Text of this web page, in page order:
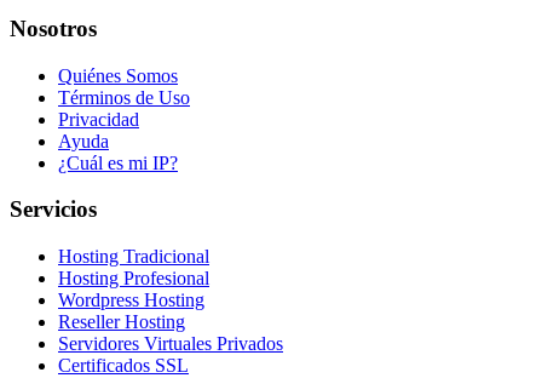
Nosotros
Quiénes Somos
Términos de Uso
Privacidad
Ayuda
¿Cuál es mi IP?
Servicios
Hosting Tradicional
Hosting Profesional
Wordpress Hosting
Reseller Hosting
Servidores Virtuales Privados
Certificados SSL